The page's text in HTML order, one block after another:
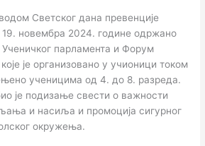
Светског дана превенције
новембра 2024. године одржано
парламента и Форум
је организовано у учионици током
ученицима од 4. до 8. разреда.
је подизање свести о важности
и насиља и промоција сигурног
окружења.